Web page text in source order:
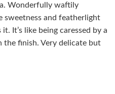
Wonderfully waftily
sweetness and featherlight
It’s like being caressed by a
finish. Very delicate but